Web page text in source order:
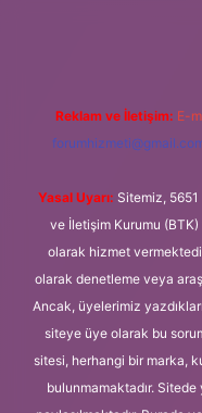
Reklam ve İletişim: E-
Yasal Uyarı: Sitemiz,
ve İletişim Kurumu (BTK)
olarak hizmet
olarak denetleme veya
Ancak, üyelerimiz
siteye üye olarak bu
sitesi, herhangi bir marka,
bulunmamaktadır. Sitede